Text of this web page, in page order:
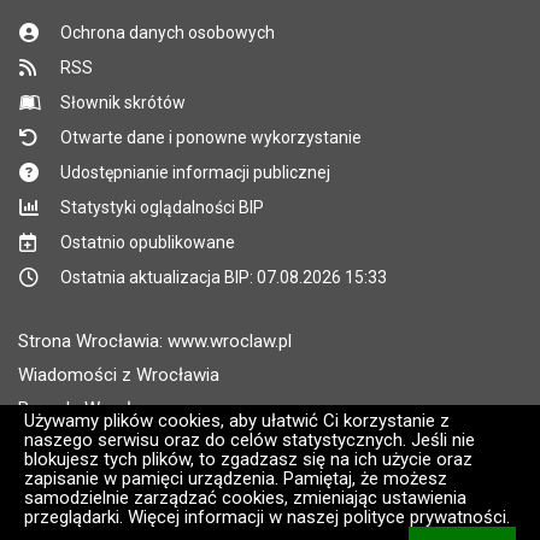
Używamy plików cookies, aby ułatwić Ci korzystanie z
naszego serwisu oraz do celów statystycznych. Jeśli nie
blokujesz tych plików, to zgadzasz się na ich użycie oraz
zapisanie w pamięci urządzenia. Pamiętaj, że możesz
samodzielnie zarządzać cookies, zmieniając ustawienia
przeglądarki. Więcej informacji w naszej polityce prywatności.
Ochrona danych osobowych
RSS
Słownik skrótów
Otwarte dane i ponowne wykorzystanie
Udostępnianie informacji publicznej
Statystyki oglądalności BIP
Ostatnio opublikowane
Ostatnia aktualizacja BIP: 07.08.2026 15:33
Strona Wrocławia: www.wroclaw.pl
Wiadomości z Wrocławia
Pogoda Wrocław
Rozkłady jazdy MPK Wrocław
Administratorem wroclaw.pl jest: ARAW
Wersja systemu: 2.8.30.09